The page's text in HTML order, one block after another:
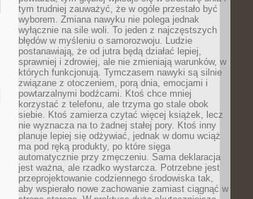
tym trudniej zauważyć, że w ogóle przestało być
wyborem. Zmiana nawyku nie polega jednak
wyłącznie na sile woli. To jeden z najczęstszych
błędów w myśleniu o samorozwoju. Ludzie
postanawiają, że od jutra będą działać lepiej,
sprawniej i zdrowiej, ale nie zmieniają warunków, w
których funkcjonują. Tymczasem nawyki są silnie
związane z otoczeniem, porą dnia, emocjami i
powtarzalnymi bodźcami. Ktoś chce mniej
korzystać z telefonu, ale trzyma go stale obok
siebie. Ktoś zamierza czytać więcej książek, lecz
nie wyznacza na to żadnej stałej pory. Ktoś inny
planuje lepiej się odżywiać, jednak w domu wciąż
ma pod ręką produkty, po które sięga
automatycznie przy zmęczeniu. Sama deklaracja
jest ważna, ale rzadko wystarcza. Potrzebne jest
przeprojektowanie codziennego środowiska tak,
aby wspierało nowe zachowanie zamiast ciągnąć w